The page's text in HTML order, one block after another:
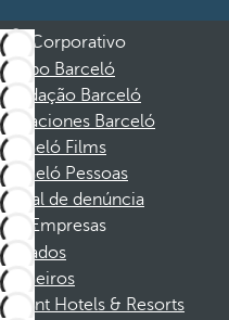
Corporativo
Grupo Barceló
Fundação Barceló
Vacaciones Barceló
Barceló Films
Barceló Pessoas
Canal de denúncia
Empresas
Afiliados
Parceiros
Dorint Hotels & Resorts